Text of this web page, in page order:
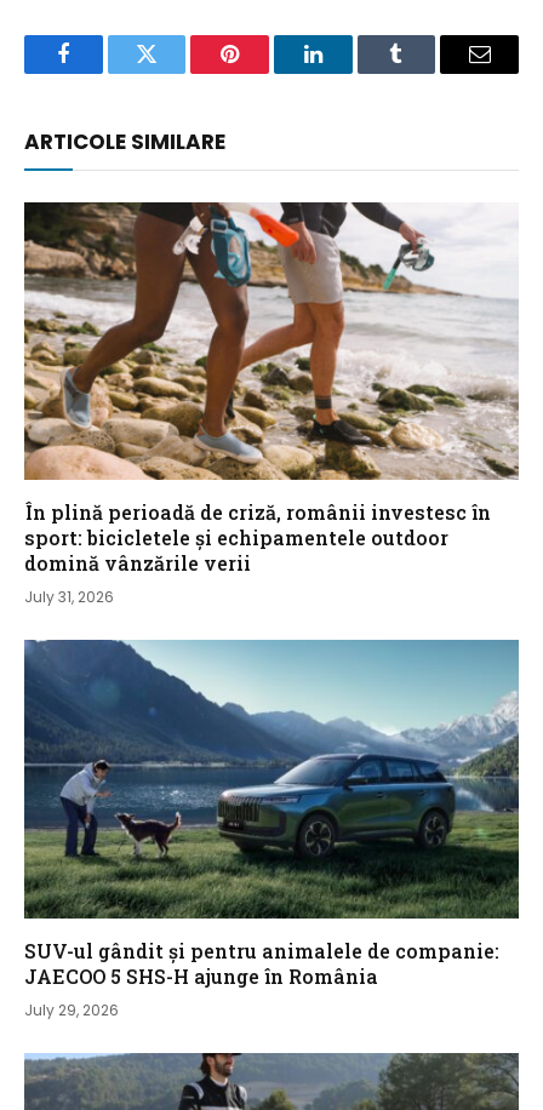
FacebookTwitter Pinterest LinkedInTumblr Email
ARTICOLE SIMILARE
În plină perioadă de criză, românii investesc în
sport: bicicletele și echipamentele outdoor
domină vânzările verii
July 31, 2026
SUV-ul gândit și pentru animalele de companie:
JAECOO 5 SHS-H ajunge în România
July 29, 2026